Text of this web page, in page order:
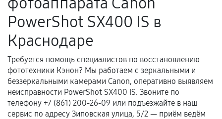
гарантийного срока.
Несоответствие комплектующей заявленным
техническим характеристикам.
Документы для подтверждения
гарантии
Гарантийный талон.
PowerShot SX400 IS в
Краснодаре
Требуется помощь специалистов по восстановлению
фототехники Кэнон? Мы работаем с зеркальными и
беззеркальными камерами Canon, оперативно выявляем
неисправности PowerShot SX400 IS. Звоните по
телефону +7 (861) 200-26-09 или подъезжайте в наш
сервис по адресу Зиповская улица, 5/2 — приём ведём